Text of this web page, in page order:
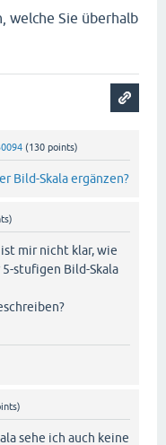
welche Sie überhalb
(130 points)
Bild-Skala ergänzen?
mir nicht klar, wie
stufigen Bild-Skala
sehe ich auch keine